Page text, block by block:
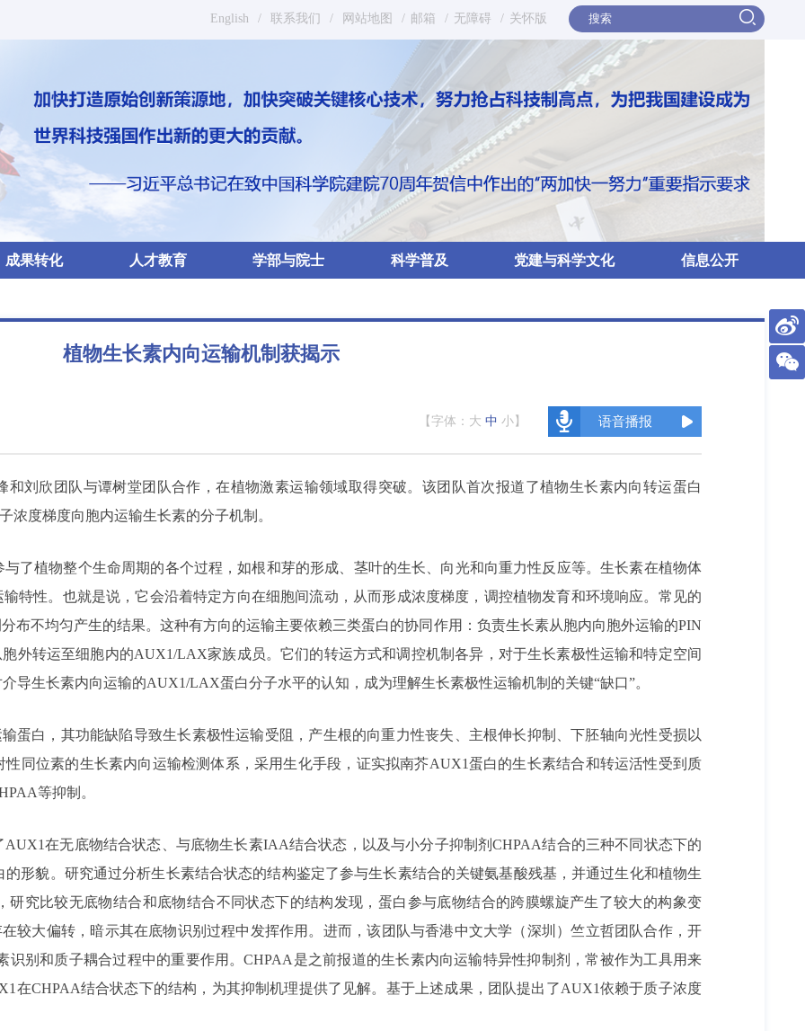
English / 联系我们 / 网站地图 / 邮箱 / 无障碍 / 关怀版
成果转化 人才教育 学部与院士 科学普及 党建与科学文化 信息公开
植物生长素内向运输机制获揭示
【字体： 大 中 小 】 语音播报
刘欣团队与谭树堂团队合作，在植物激素运输领域取得突破。该团队首次报道了植物生长素内向转运蛋白
度梯度向胞内运输生长素的分子机制。
了植物整个生命周期的各个过程，如根和芽的形成、茎叶的生长、向光和向重力性反应等。生长素在植物体
特性。也就是说，它会沿着特定方向在细胞间流动，从而形成浓度梯度，调控植物发育和环境响应。常见的
布不均匀产生的结果。这种有方向的运输主要依赖三类蛋白的协同作用：负责生长素从胞内向胞外运输的PIN
外转运至细胞内的AUX1/LAX家族成员。它们的转运方式和调控机制各异，对于生长素极性运输和特定空间
导生长素内向运输的AUX1/LAX蛋白分子水平的认知，成为理解生长素极性运输机制的关键“缺口”。
蛋白，其功能缺陷导致生长素极性运输受阻，产生根的向重力性丧失、主根伸长抑制、下胚轴向光性受损以
同位素的生长素内向运输检测体系，采用生化手段，证实拟南芥AUX1蛋白的生长素结合和转运活性受到质
等抑制。
在无底物结合状态、与底物生长素IAA结合状态，以及与小分子抑制剂CHPAA结合的三种不同状态下的
形貌。研究通过分析生长素结合状态的结构鉴定了参与生长素结合的关键氨基酸残基，并通过生化和植物生
研究比较无底物结合和底物结合不同状态下的结构发现，蛋白参与底物结合的跨膜螺旋产生了较大的构象变
较大偏转，暗示其在底物识别过程中发挥作用。进而，该团队与香港中文大学（深圳）竺立哲团队合作，开
识别和质子耦合过程中的重要作用。CHPAA是之前报道的生长素内向运输特异性抑制剂，常被作为工具用来
在CHPAA结合状态下的结构，为其抑制机理提供了见解。基于上述成果，团队提出了AUX1依赖于质子浓度